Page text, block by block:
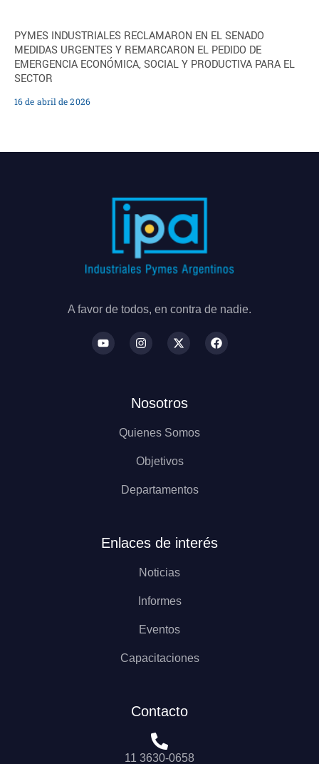
PYMES INDUSTRIALES RECLAMARON EN EL SENADO
MEDIDAS URGENTES Y REMARCARON EL PEDIDO DE
EMERGENCIA ECONÓMICA, SOCIAL Y PRODUCTIVA PARA EL
SECTOR
16 de abril de 2026
A favor de todos, en contra de nadie.
Nosotros
Quienes Somos
Objetivos
Departamentos
Enlaces de interés
Noticias
Informes
Eventos
Capacitaciones
Contacto
11 3630-0658